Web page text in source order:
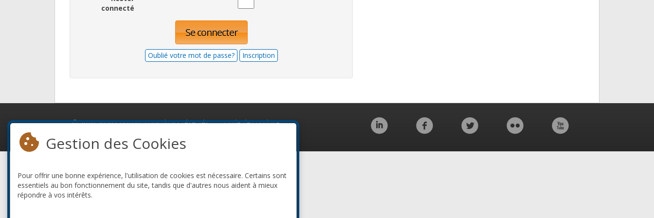
connecté
Se connecter
Oublié votre mot de passe? Inscription
© 2010-2026 ConFoo. Tous droits réservés. Code de conduite
Gestion des Cookies
Pour offrir une bonne expérience, l'utilisation de cookies est nécessaire. Certains sont
essentiels au bon fonctionnement du site, tandis que d'autres nous aident à mieux
répondre à vos intérêts.